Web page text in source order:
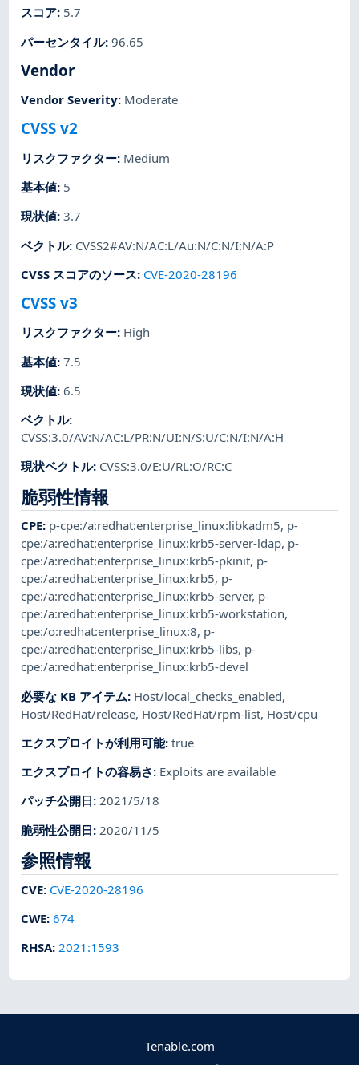
スコア: 5.7
パーセンタイル:96.65
Vendor
Vendor Severity: Moderate
CVSS v2
リスクファクター: Medium
基本値: 5
現状値:3.7
ベクトル: CVSS2#AV:N/AC:L/Au:N/C:N/I:N/A:P
CVSS スコアのソース: CVE-2020-28196
CVSS v3
リスクファクター: High
基本値:7.5
現状値:6.5
ベクトル:
CVSS:3.0/AV:N/AC:L/PR:N/UI:N/S:U/C:N/I:N/A:H
現状ベクトル: CVSS:3.0/E:U/RL:O/RC:C
脆弱性情報
CPE: p-cpe:/a:redhat:enterprise_linux:libkadm5, p-
cpe:/a:redhat:enterprise_linux:krb5-server-ldap, p-
cpe:/a:redhat:enterprise_linux:krb5-pkinit, p-
cpe:/a:redhat:enterprise_linux:krb5, p-
cpe:/a:redhat:enterprise_linux:krb5-server, p-
cpe:/a:redhat:enterprise_linux:krb5-workstation,
cpe:/o:redhat:enterprise_linux:8, p-
cpe:/a:redhat:enterprise_linux:krb5-libs, p-
cpe:/a:redhat:enterprise_linux:krb5-devel
必要な KB アイテム: Host/local_checks_enabled,
Host/RedHat/release, Host/RedHat/rpm-list, Host/cpu
エクスプロイトが利用可能:true
エクスプロイトの容易さ: Exploits are available
パッチ公開日:2021/5/18
脆弱性公開日: 2020/11/5
参照情報
CVE: CVE-2020-28196
CWE:674
RHSA:2021:1593
Tenable.com